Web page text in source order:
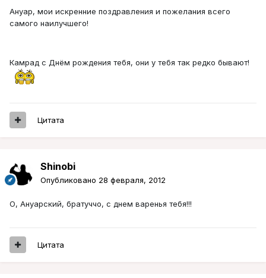
Ануар, мои искренние поздравления и пожелания всего
самого наилучшего!
Камрад с Днём рождения тебя, они у тебя так редко бывают!
Цитата
Shinobi
Опубликовано 28 февраля, 2012
О, Ануарский, братуччо, с днем варенья тебя!!!
Цитата